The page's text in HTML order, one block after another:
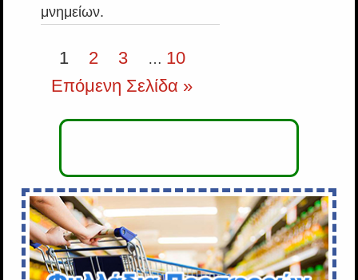
μνημείων.
1 2 3 … 10
Επόμενη Σελίδα »